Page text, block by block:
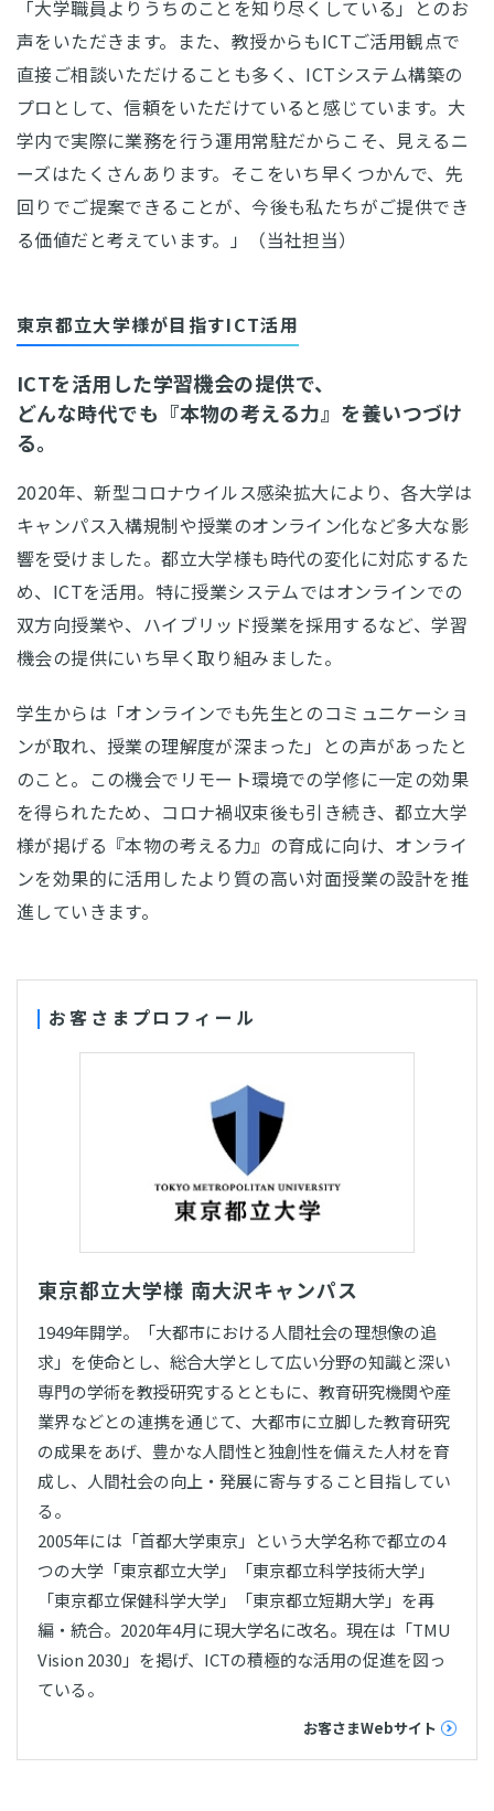
「大学職員よりうちのことを知り尽くしている」とのお
声をいただきます。また、教授からもICTご活用観点で
直接ご相談いただけることも多く、ICTシステム構築の
プロとして、信頼をいただけていると感じています。大
学内で実際に業務を行う運用常駐だからこそ、見えるニ
ーズはたくさんあります。そこをいち早くつかんで、先
回りでご提案できることが、今後も私たちがご提供でき
る価値だと考えています。」（当社担当）
東京都立大学様が目指すICT活用
ICTを活用した学習機会の提供で、
どんな時代でも『本物の考える力』を養いつづけ
る。
2020年、新型コロナウイルス感染拡大により、各大学は
キャンパス入構規制や授業のオンライン化など多大な影
響を受けました。都立大学様も時代の変化に対応するた
め、ICTを活用。特に授業システムではオンラインでの
双方向授業や、ハイブリッド授業を採用するなど、学習
機会の提供にいち早く取り組みました。
学生からは「オンラインでも先生とのコミュニケーショ
ンが取れ、授業の理解度が深まった」との声があったと
のこと。この機会でリモート環境での学修に一定の効果
を得られたため、コロナ禍収束後も引き続き、都立大学
様が掲げる『本物の考える力』の育成に向け、オンライ
ンを効果的に活用したより質の高い対面授業の設計を推
進していきます。
お客さまプロフィール
東京都立大学様 南大沢キャンパス
1949年開学。「大都市における人間社会の理想像の追
求」を使命とし、総合大学として広い分野の知識と深い
専門の学術を教授研究するとともに、教育研究機関や産
業界などとの連携を通じて、大都市に立脚した教育研究
の成果をあげ、豊かな人間性と独創性を備えた人材を育
成し、人間社会の向上・発展に寄与すること目指してい
る。
2005年には「首都大学東京」という大学名称で都立の4
つの大学「東京都立大学」「東京都立科学技術大学」
「東京都立保健科学大学」「東京都立短期大学」を再
編・統合。2020年4月に現大学名に改名。現在は「TMU
Vision 2030」を掲げ、ICTの積極的な活用の促進を図っ
ている。
お客さまWebサイト